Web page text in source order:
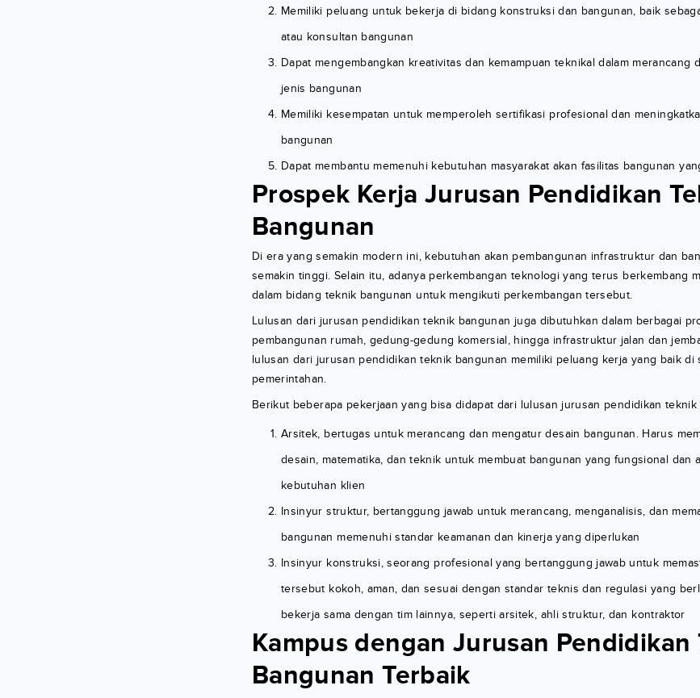
Memiliki peluang untuk bekerja di bidang konstruksi dan bangunan, baik
atau konsultan bangunan
Dapat mengembangkan kreativitas dan kemampuan teknikal dalam merancang
jenis bangunan
Memiliki kesempatan untuk memperoleh sertifikasi profesional dan
bangunan
Dapat membantu memenuhi kebutuhan masyarakat akan fasilitas bangunan
Prospek Kerja Jurusan Pendidikan
Bangunan
Di era yang semakin modern ini, kebutuhan akan pembangunan infrastruktur dan
semakin tinggi. Selain itu, adanya perkembangan teknologi yang terus berkembang
dalam bidang teknik bangunan untuk mengikuti perkembangan tersebut.
Lulusan dari jurusan pendidikan teknik bangunan juga dibutuhkan dalam berbagai
pembangunan rumah, gedung-gedung komersial, hingga infrastruktur jalan dan
lulusan dari jurusan pendidikan teknik bangunan memiliki peluang kerja yang baik di
pemerintahan.
Berikut beberapa pekerjaan yang bisa didapat dari lulusan jurusan pendidikan teknik
Arsitek, bertugas untuk merancang dan mengatur desain bangunan. Harus
desain, matematika, dan teknik untuk membuat bangunan yang fungsional dan
kebutuhan klien
Insinyur struktur, bertanggung jawab untuk merancang, menganalisis, dan
bangunan memenuhi standar keamanan dan kinerja yang diperlukan
Insinyur konstruksi, seorang profesional yang bertanggung jawab untuk
tersebut kokoh, aman, dan sesuai dengan standar teknis dan regulasi yang
bekerja sama dengan tim lainnya, seperti arsitek, ahli struktur, dan kontraktor
Kampus dengan Jurusan Pendidikan
Bangunan Terbaik